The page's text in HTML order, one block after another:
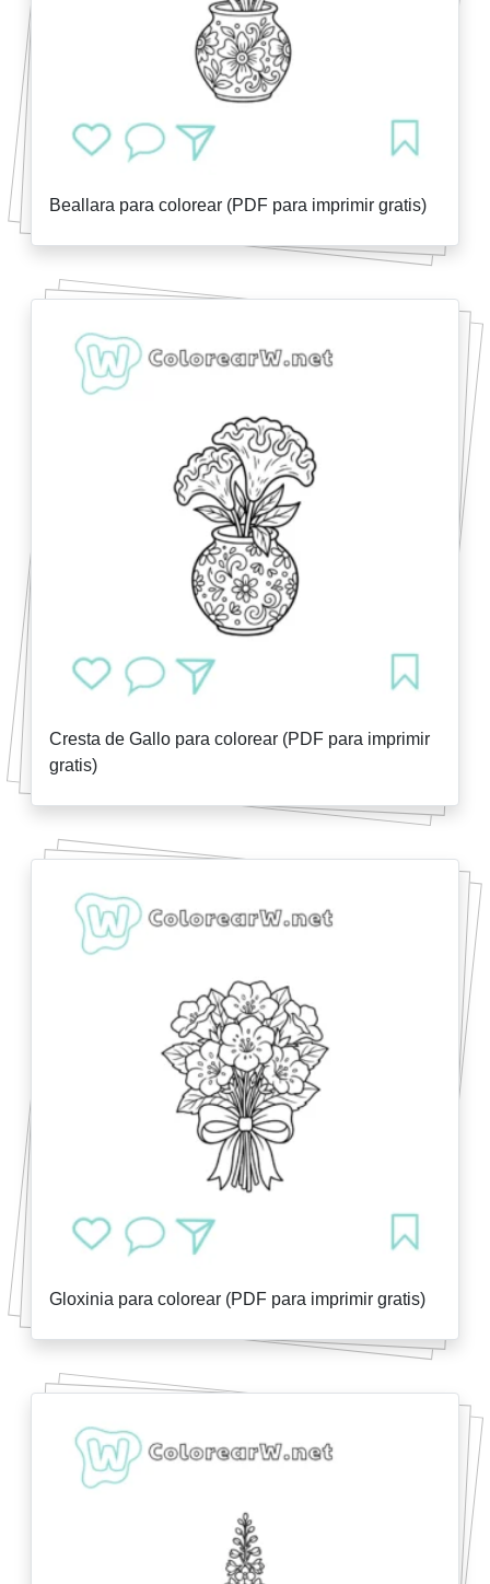
Beallara para colorear (PDF para imprimir gratis)
Cresta de Gallo para colorear (PDF para imprimir
gratis)
Gloxinia para colorear (PDF para imprimir gratis)